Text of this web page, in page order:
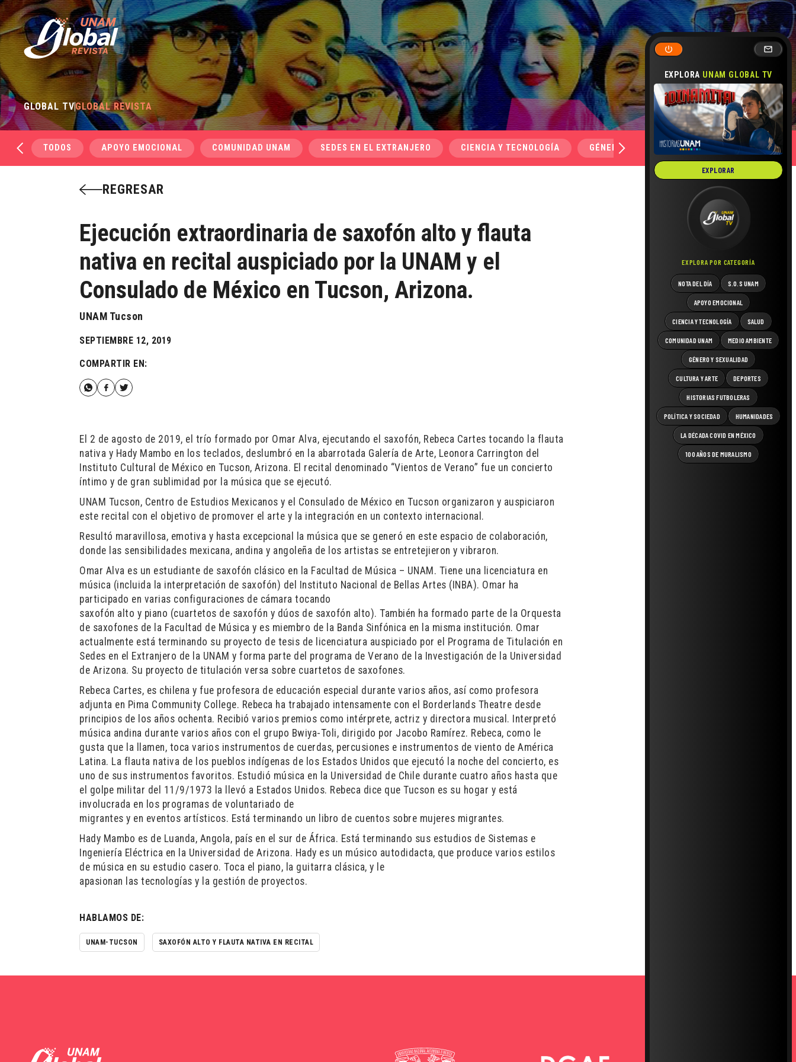
EXPLORA UNAM GLOBAL TV
EXPLORAR
EXPLORA POR CATEGORÍA
NOTA DEL DÍA S.O.S UNAM
APOYO EMOCIONAL
CIENCIA Y TECNOLOGÍA SALUD
COMUNIDAD UNAM MEDIO AMBIENTE
GÉNERO Y SEXUALIDAD
CULTURA Y ARTE DEPORTES
HISTORIAS FUTBOLERAS
POLÍTICA Y SOCIEDAD HUMANIDADES
LA DÉCADA COVID EN MÉXICO
100 AÑOS DE MURALISMO
GLOBAL TVGLOBAL REVISTA
TODOS APOYO EMOCIONAL COMUNIDAD UNAM SEDES EN EL EXTRANJERO CIENCIA Y TECNOLOGÍA GÉNERO Y SEXUALIDAD SALUD
REGRESAR
Ejecución extraordinaria de saxofón alto y flauta
nativa en recital auspiciado por la UNAM y el
Consulado de México en Tucson, Arizona.
UNAM Tucson
SEPTIEMBRE 12, 2019
COMPARTIR EN:
El 2 de agosto de 2019, el trío formado por Omar Alva, ejecutando el saxofón, Rebeca Cartes tocando la flauta
nativa y Hady Mambo en los teclados, deslumbró en la abarrotada Galería de Arte, Leonora Carrington del
Instituto Cultural de México en Tucson, Arizona. El recital denominado “Vientos de Verano” fue un concierto
íntimo y de gran sublimidad por la música que se ejecutó.
UNAM Tucson, Centro de Estudios Mexicanos y el Consulado de México en Tucson organizaron y auspiciaron
este recital con el objetivo de promover el arte y la integración en un contexto internacional.
Resultó maravillosa, emotiva y hasta excepcional la música que se generó en este espacio de colaboración,
donde las sensibilidades mexicana, andina y angoleña de los artistas se entretejieron y vibraron.
Omar Alva es un estudiante de saxofón clásico en la Facultad de Música – UNAM. Tiene una licenciatura en
música (incluida la interpretación de saxofón) del Instituto Nacional de Bellas Artes (INBA). Omar ha
participado en varias configuraciones de cámara tocando
saxofón alto y piano (cuartetos de saxofón y dúos de saxofón alto). También ha formado parte de la Orquesta
de saxofones de la Facultad de Música y es miembro de la Banda Sinfónica en la misma institución. Omar
actualmente está terminando su proyecto de tesis de licenciatura auspiciado por el Programa de Titulación en
Sedes en el Extranjero de la UNAM y forma parte del programa de Verano de la Investigación de la Universidad
de Arizona. Su proyecto de titulación versa sobre cuartetos de saxofones.
Rebeca Cartes, es chilena y fue profesora de educación especial durante varios años, así como profesora
adjunta en Pima Community College. Rebeca ha trabajado intensamente con el Borderlands Theatre desde
principios de los años ochenta. Recibió varios premios como intérprete, actriz y directora musical. Interpretó
música andina durante varios años con el grupo Bwiya-Toli, dirigido por Jacobo Ramírez. Rebeca, como le
gusta que la llamen, toca varios instrumentos de cuerdas, percusiones e instrumentos de viento de América
Latina. La flauta nativa de los pueblos indígenas de los Estados Unidos que ejecutó la noche del concierto, es
uno de sus instrumentos favoritos. Estudió música en la Universidad de Chile durante cuatro años hasta que
el golpe militar del 11/9/1973 la llevó a Estados Unidos. Rebeca dice que Tucson es su hogar y está
involucrada en los programas de voluntariado de
migrantes y en eventos artísticos. Está terminando un libro de cuentos sobre mujeres migrantes.
Hady Mambo es de Luanda, Angola, país en el sur de África. Está terminando sus estudios de Sistemas e
Ingeniería Eléctrica en la Universidad de Arizona. Hady es un músico autodidacta, que produce varios estilos
de música en su estudio casero. Toca el piano, la guitarra clásica, y le
apasionan las tecnologías y la gestión de proyectos.
HABLAMOS DE:
UNAM-TUCSON SAXOFÓN ALTO Y FLAUTA NATIVA EN RECITAL